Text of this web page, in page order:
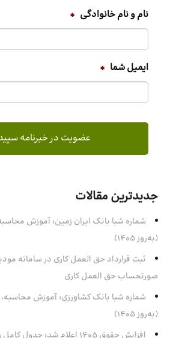
نام و نام خانوادگی *
ایمیل شما *
جدیدترین مقالات
شماره شبا بانک ایران زمین: آموزش
(به‌روز ۱۴۰۵)
ثبت قرارداد حق العمل کاری در سامانه
صورتحساب حق العمل کاری
شماره شبا بانک کشاورزی: آموزش محاسبه،
(به‌روز ۱۴۰۵)
افزایش حقوق 1405 اعلام شد؛